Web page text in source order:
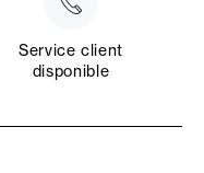
Service client
disponible